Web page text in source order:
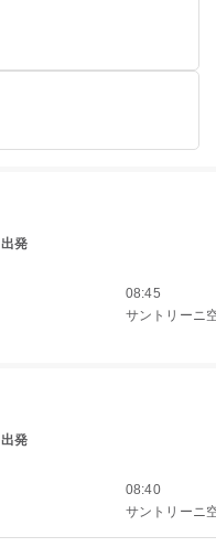
出発
08:45
サントリーニ
出発
08:40
サントリーニ